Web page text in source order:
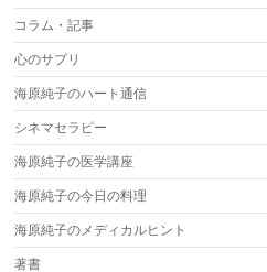
コラム・記事
心のサプリ
海原純子のハート通信
シネマセラピー
海原純子の医学講座
海原純子の今日の料理
海原純子のメディカルヒント
著書